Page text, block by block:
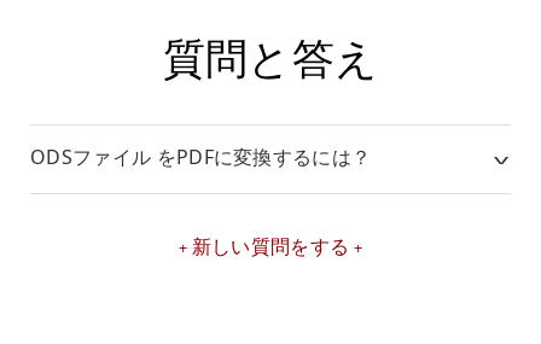
質問と答え
ODSファイル をPDFに変換するには？
新しい質問をする